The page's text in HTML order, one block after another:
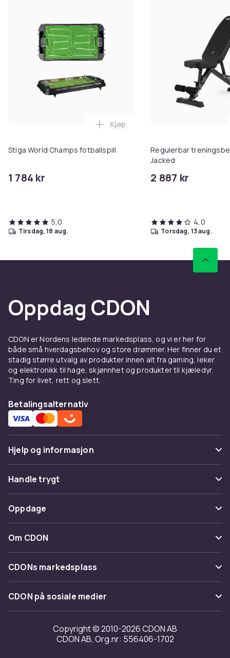
Stiga World Champs fotballspill
1 784 kr
Legg Stiga World Champs
Kjøp
5,0
tirsdag, 18 aug.
Regulerbar
Jacked
2 887 kr
4,0
torsdag, 13 aug.
Oppdag CDON
CDON er Nordens ledende markedsplass, og vi er her for
både små hverdagsbehov og store drømmer. Her finner du et
stadig større utvalg av produkter innen alt fra gaming, leker
og elektronikk til hage, skjønnhet og produkter til kjæledyr.
Ting for livet, rett og slett.
Betalingsalternativ
Hjelp og informasjon
Vanlige spørsmål
Spor pakke
Angre & returner her
Kontakt oss
Handle trygt
Betaling
Levering
Tilbakekallinger
Oppdage
Kategorier
Varemerker
Om CDON
Om oss
Kundeanmeldelser
Jobbe på CDON
Investor relations
Tilgjengelighet
CDONs markedsplass
Merchant Help Center
CDON på sosiale medier
Copyright © 2010-2026 CDON AB
CDON AB, Org.nr: 556406-1702